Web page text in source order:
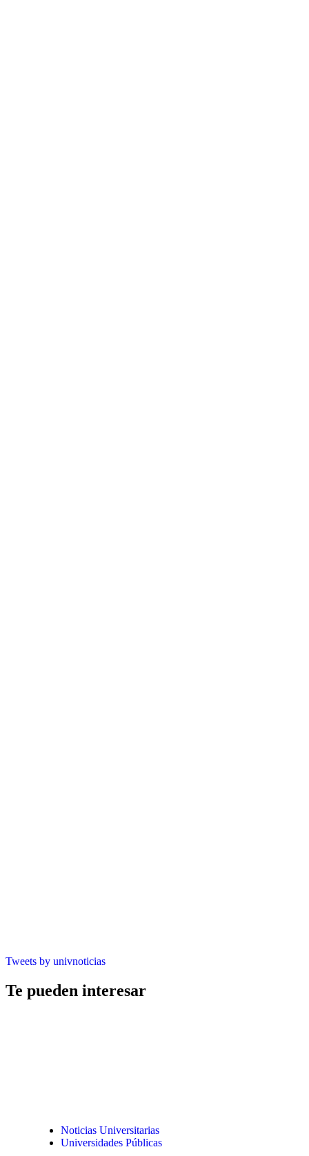
Tweets by univnoticias
Te pueden interesar
Noticias Universitarias
Universidades Públicas